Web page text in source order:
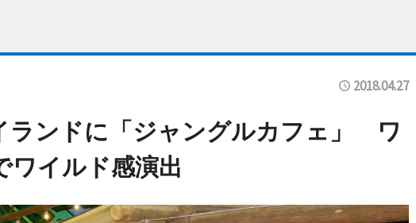
2018.04.27
ランドに「ジャングルカフェ」 ワ
ワイルド感演出